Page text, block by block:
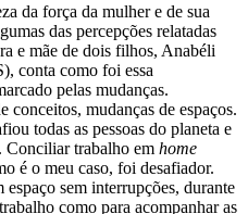
da força da mulher e de sua
das percepções relatadas
e mãe de dois filhos, Anabéli
conta como foi essa
pelas mudanças.
conceitos, mudanças de espaços.
todas as pessoas do planeta e
Conciliar trabalho em home
é o meu caso, foi desafiador.
sem interrupções, durante
como para acompanhar as